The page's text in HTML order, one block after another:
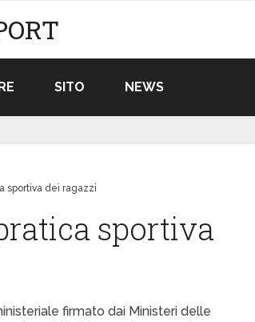
SITO NEWS
sportiva dei ragazzi
sportiva
firmato dai Ministeri delle